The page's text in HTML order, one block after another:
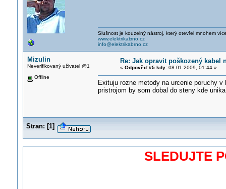
Slušnost je kouzelný nástroj, který otevřel mnohem
www.elektrikabrno.cz
info@elektrikabrno.cz
Mizulin
Neverifikovaný uživatel @1
Offline
Re: Jak opravit poškozený kabel
« Odpověď #5 kdy:08.01.2009, 01:44 »
Exituju rozne metody na urcenie poruchy
pristrojom by som dobal do steny kde
Stran: [1]
SLEDUJTE